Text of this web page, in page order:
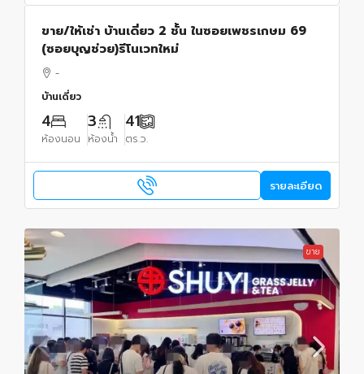
ขาย/ให้เช่า บ้านเดี่ยว 2 ชั้น ในซอยเพชรเกษม 69
(ซอยบุญช่วย)รีโนเวทใหม่
-
บ้านเดี่ยว
4
ห้องนอน
3
ห้องน้ำ
41
ตร.ว.
รายละเอียด
ขาย